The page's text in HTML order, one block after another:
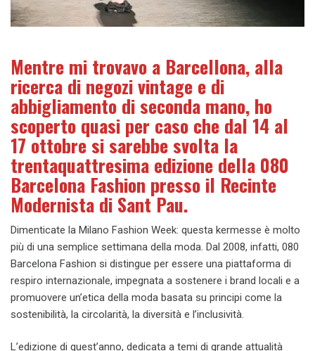
Mentre mi trovavo a Barcellona, alla
ricerca di negozi vintage e di
abbigliamento di seconda mano, ho
scoperto quasi per caso che dal 14 al
17 ottobre si sarebbe svolta la
trentaquattresima edizione della 080
Barcelona Fashion presso il Recinte
Modernista di Sant Pau.
Dimenticate la Milano Fashion Week: questa kermesse è molto
più di una semplice settimana della moda. Dal 2008, infatti, 080
Barcelona Fashion si distingue per essere una piattaforma di
respiro internazionale, impegnata a sostenere i brand locali e a
promuovere un’etica della moda basata su principi come la
sostenibilità, la circolarità, la diversità e l’inclusività.
L’edizione di quest’anno, dedicata a temi di grande attualità